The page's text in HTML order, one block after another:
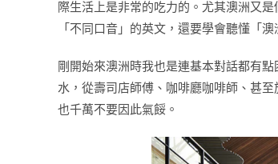
際生活上是非常的吃力的。尤其澳洲又
「不同口音」的英文，還要學會聽懂「
剛開始來澳洲時我也是連基本對話都有
水，從壽司店師傅、咖啡廳咖啡師、甚
也千萬不要因此氣餒。